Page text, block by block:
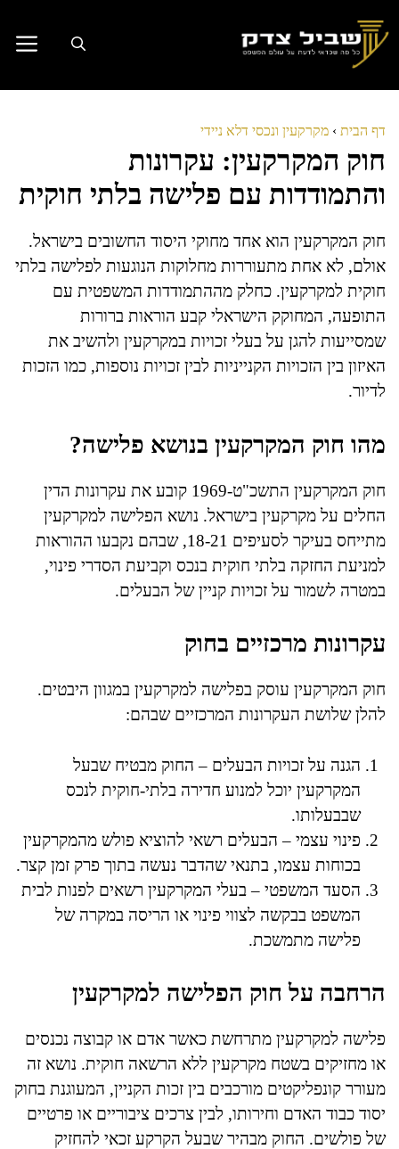
לתוכן
דף הבית › מקרקעין ונכסי דלא ניידי
חוק המקרקעין: עקרונות
והתמודדות עם פלישה בלתי חוקית
חוק המקרקעין הוא אחד מחוקי היסוד החשובים בישראל.
אולם, לא אחת מתעוררות מחלוקות הנוגעות לפלישה בלתי
חוקית למקרקעין. כחלק מההתמודדות המשפטית עם
התופעה, המחוקק הישראלי קבע הוראות ברורות
שמסייעות להגן על בעלי זכויות במקרקעין ולהשיב את
האיזון בין הזכויות הקנייניות לבין זכויות נוספות, כמו הזכות
לדיור.
מהו חוק המקרקעין בנושא פלישה?
חוק המקרקעין התשכ"ט-1969 קובע את עקרונות הדין
החלים על מקרקעין בישראל. נושא הפלישה למקרקעין
מתייחס בעיקר לסעיפים 18-21, שבהם נקבעו ההוראות
למניעת החזקה בלתי חוקית בנכס וקביעת הסדרי פינוי,
במטרה לשמור על זכויות קניין של הבעלים.
עקרונות מרכזיים בחוק
חוק המקרקעין עוסק בפלישה למקרקעין במגוון היבטים.
להלן שלושת העקרונות המרכזיים שבהם:
הגנה על זכויות הבעלים – החוק מבטיח שבעל
המקרקעין יוכל למנוע חדירה בלתי-חוקית לנכס
שבבעלותו.
פינוי עצמי – הבעלים רשאי להוציא פולש מהמקרקעין
בכוחות עצמו, בתנאי שהדבר נעשה בתוך פרק זמן קצר.
הסעד המשפטי – בעלי המקרקעין רשאים לפנות לבית
המשפט בבקשה לצווי פינוי או הריסה במקרה של
פלישה מתמשכת.
הרחבה על חוק הפלישה למקרקעין
פלישה למקרקעין מתרחשת כאשר אדם או קבוצה נכנסים
או מחזיקים בשטח מקרקעין ללא הרשאה חוקית. נושא זה
מעורר קונפליקטים מורכבים בין זכות הקניין, המעוגנת בחוק
יסוד כבוד האדם וחירותו, לבין צרכים ציבוריים או פרטיים
של פולשים. החוק מבהיר שבעל הקרקע זכאי להחזיק